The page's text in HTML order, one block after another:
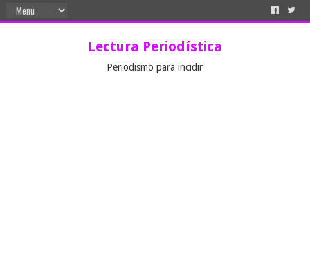
Lectura Periodística
Periodismo para incidir